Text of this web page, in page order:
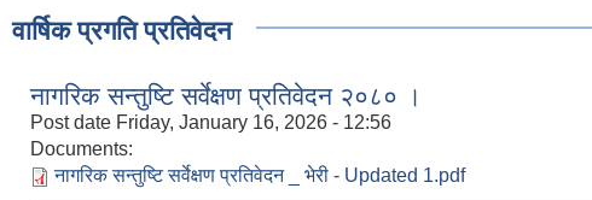
वार्षिक प्रगति प्रतिवेदन
नागरिक सन्तुष्टि सर्वेक्षण प्रतिवेदन २०८० ।
Post date Friday, January 16, 2026 - 12:56
Documents:
नागरिक सन्तुष्टि सर्वेक्षण प्रतिवेदन _ भेरी - Updated 1.pdf